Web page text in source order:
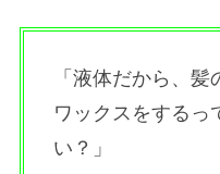
「液体だから、
ワックスをするっ
い？」